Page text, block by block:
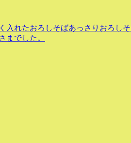
入れたおろしそばあっさりおろし
までした。